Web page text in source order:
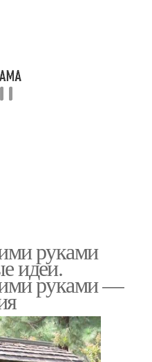
руками
идеи.
руками —